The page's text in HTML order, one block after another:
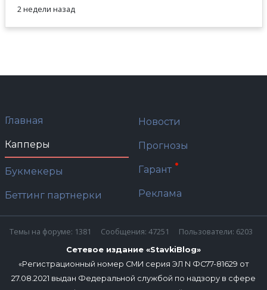
2 недели назад
Главная
Капперы
Букмекеры
Беттинг партнерки
Новости
Прогнозы
Гарант
Реклама
Сетевое издание «StavkiBlog»
«Регистрационный номер СМИ серия ЭЛ N ФС77-81629 от
27.08.2021 выдан Федеральной службой по надзору в сфере
Темы на форуме: 1381 Сообщения: 47251 Пользователи: 6203